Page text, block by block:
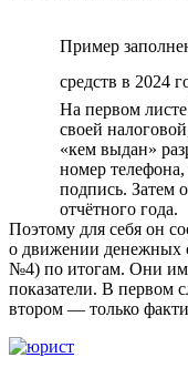
Пример
средств в 2024
На первом
своей
«кем выдан»
номер телефона,
подпись. Затем
отчётного года.
Поэтому для себя он
о движении
№4) по итогам. Они
показатели. В первом
втором — только